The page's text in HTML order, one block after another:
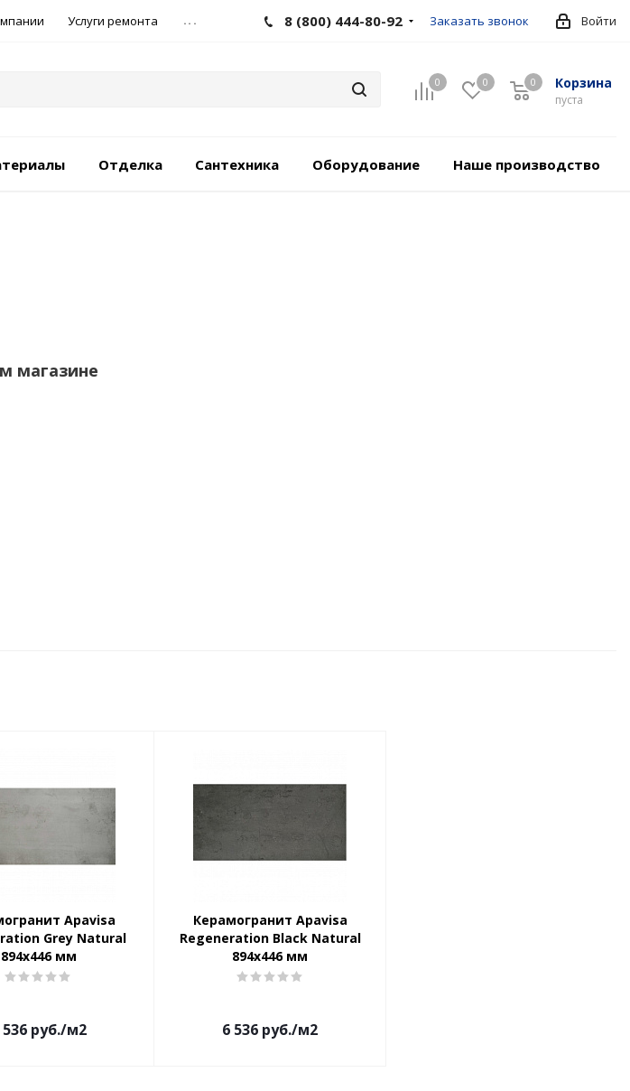
Услуги ремонта ... Войти
8 (800) 444-80-92 Заказать звонок
0 0 Корзина
пуста
0
Отделка Сантехника Оборудование Наше производство
магазине
Apavisa
Grey Natural
894x446 мм
536руб./м2
Керамогранит Apavisa
Regeneration Black Natural
894x446 мм
6 536 руб./м2